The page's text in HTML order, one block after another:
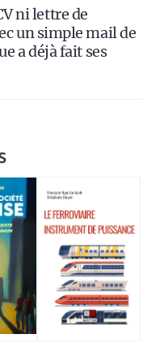
ni lettre de
un simple mail de
a déjà fait ses